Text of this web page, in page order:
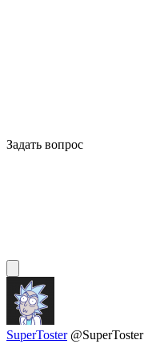
Задать вопрос
SuperToster @SuperToster